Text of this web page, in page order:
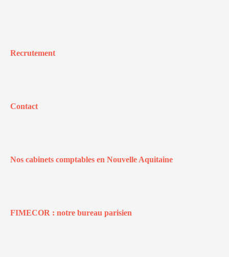
Recrutement
Contact
Nos cabinets comptables en Nouvelle Aquitaine
FIMECOR : notre bureau parisien